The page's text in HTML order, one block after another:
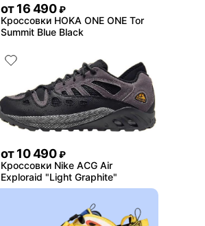
от16 490 ₽
Кроссовки HOKA ONE ONE Tor
Summit Blue Black
от10 490 ₽
Кроссовки Nike ACG Air
Exploraid "Light Graphite"